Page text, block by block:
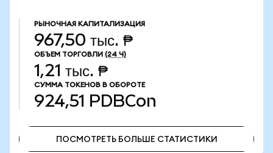
РЫНОЧНАЯ КАПИТАЛИЗАЦИЯ
967,50 тыс. ₱
ОБЪЕМ ТОРГОВЛИ (24 Ч)
1,21 тыс. ₱
СУММА ТОКЕНОВ В ОБОРОТЕ
924,51 PDBCon
ПОСМОТРЕТЬ БОЛЬШЕ СТАТИСТИКИ